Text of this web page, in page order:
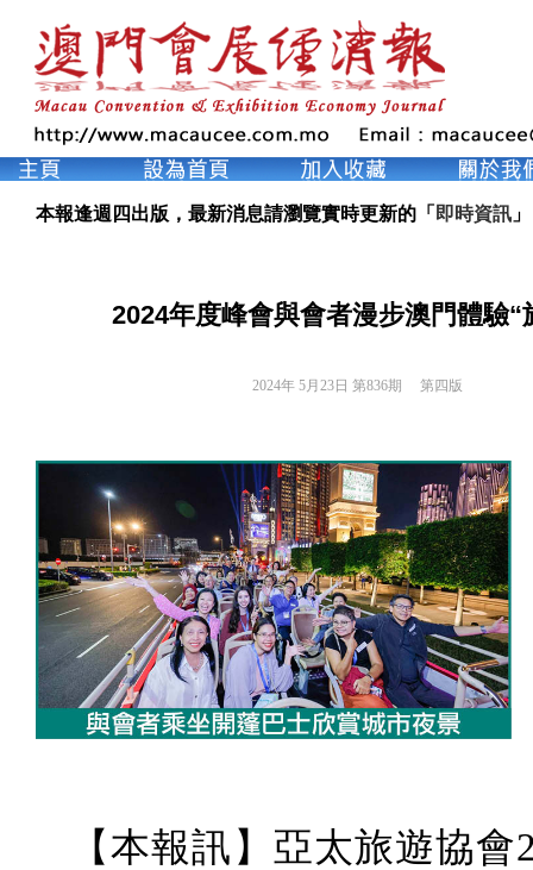
本報逢週四出版，最新消息請瀏覽實時更新的「 即時資訊 」
2024年度峰會與會者漫步澳門體驗“
2024年 5月23日 第836期 第四版
【本報訊】亞太旅遊協會